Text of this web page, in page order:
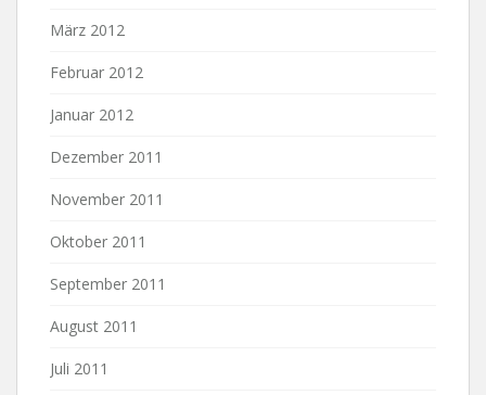
März 2012
Februar 2012
Januar 2012
Dezember 2011
November 2011
Oktober 2011
September 2011
August 2011
Juli 2011